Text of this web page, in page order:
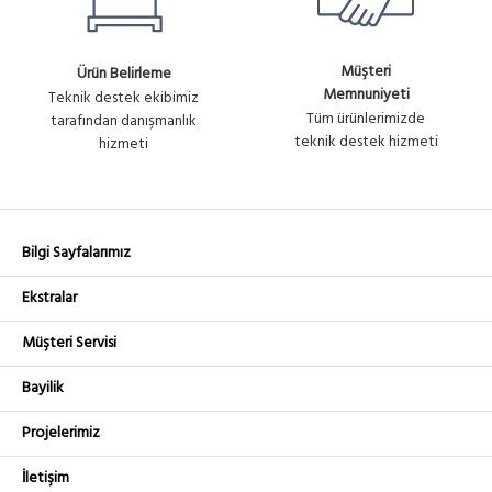
Ürün Belirleme
Teknik destek ekibimiz
tarafından danışmanlık
hizmeti
Müşteri
Memnuniyeti
Tüm ürünlerimizde
teknik destek hizmeti
Bilgi Sayfalarımız
Ekstralar
Müşteri Servisi
Bayilik
Projelerimiz
İletişim